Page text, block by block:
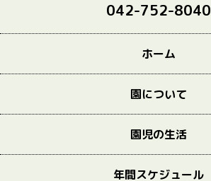
042-752-8040
ホーム
園について
園児の生活
年間スケジュール